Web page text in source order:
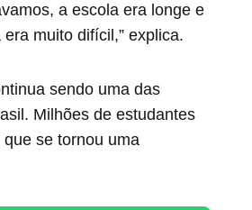
a escola era longe e
muito difícil,” explica.
sendo uma das
Milhões de estudantes
se tornou uma